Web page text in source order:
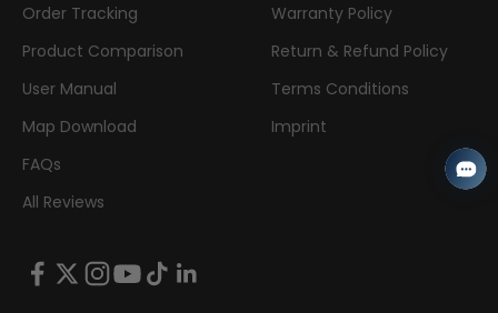
Order Tracking
Product Comparison
User Manual
Map Download
FAQs
All Reviews
Warranty Policy
Return & Refund Policy
Terms Conditions
Imprint